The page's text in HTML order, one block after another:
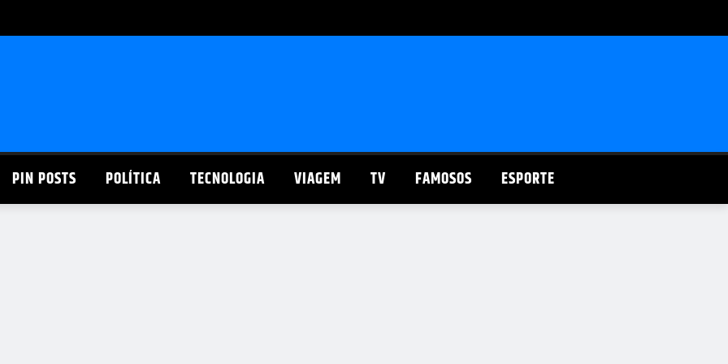
PIN POSTS POLÍTICA TECNOLOGIA VIAGEM TV FAMOSOS ESPORTE